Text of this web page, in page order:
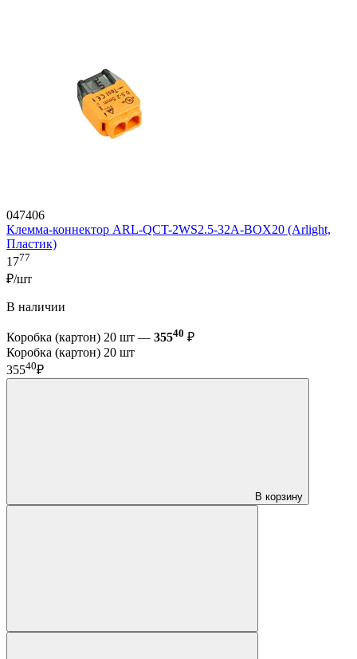
047406
Клемма-коннектор ARL-QCT-2WS2.5-32A-BOX20 (Arlight,
Пластик)
1777
₽/шт
В наличии
Коробка (картон) 20 шт — 35540 ₽
Коробка (картон) 20 шт
35540₽
В корзину